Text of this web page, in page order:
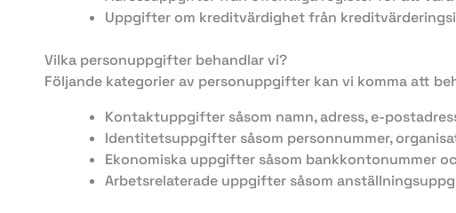
Uppgifter om kreditvärdighet från
Vilka personuppgifter behandlar vi?
Följande kategorier av personuppgifter kan vi komma att
Kontaktuppgifter såsom namn, adress, e-
Identitetsuppgifter såsom personnummer,
Ekonomiska uppgifter såsom bankkontonummer
Arbetsrelaterade uppgifter såsom